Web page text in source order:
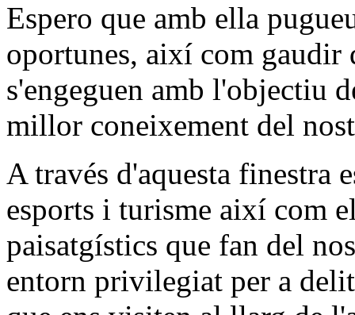
Espero que amb ella
oportunes, així com gaudir
s'engeguen amb l'objectiu
millor coneixement del
A través d'aquesta finestra
esports i turisme així com
paisatgístics que fan del
entorn privilegiat per a